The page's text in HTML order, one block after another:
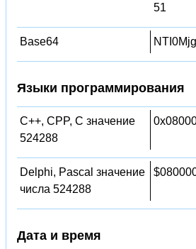
51
Base64
Языки программирования
C++, CPP, C значение
524288
Delphi, Pascal значение
числа 524288
Дата и время